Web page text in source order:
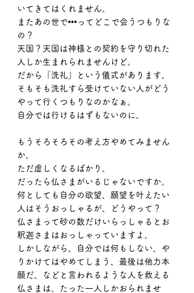
いてきてはくれません。
またあの世で•••ってどこで会うつもりな
の？
天国？天国は神様との契約を守り切れた
人しか生まれられませんけど。
だから「洗礼」という儀式があります。
そもそも洗礼すら受けていない人がどう
やって行くつもりなのかなぁ。
自分では行けるはずもないのに。
もうそろそろその考え方やめてみません
か。
ただ虚しくなるばかり。
だったら仏さまがいるじゃないですか。
何としても自分の欲望、願望を叶えたい
人はそうおっしゃるが、どうやって？
仏さまって砂の数だけいらっしゃるとお
釈迦さまはおっしゃっていますよ。
しかしながら、自分では何もしない、や
りかけてはやめてしまう、最後は他力本
願だ、などと言われるような人を救える
仏さまは、たった一人しかおられませ